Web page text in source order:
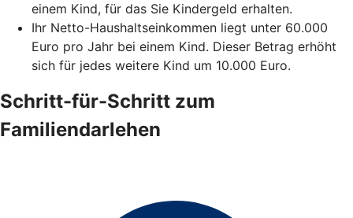
einem Kind, für das Sie Kindergeld erhalten.
Ihr Netto-Haushaltseinkommen liegt unter 60.000
Euro pro Jahr bei einem Kind. Dieser Betrag erhöht
sich für jedes weitere Kind um 10.000 Euro.
Schritt-für-Schritt zum
Familiendarlehen